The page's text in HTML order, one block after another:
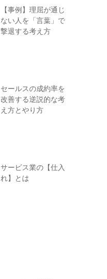
【事例】理屈が通じ
ない人を「言葉」で
撃退する考え方
セールスの成約率を
改善する逆説的な考
え方とやり方
サービス業の【仕入
れ】とは